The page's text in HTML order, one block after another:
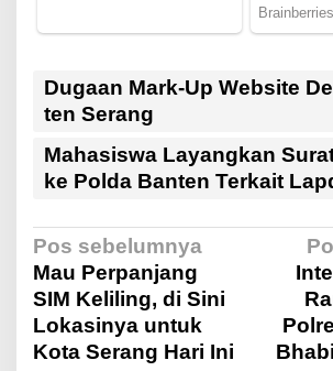
Dugaan Mark-Up Website
ten Serang
Mahasiswa Layangkan
ke Polda Banten Terkait
N
a
Pos sebelumnya
Mau Perpanjang
SIM Keliling, di Sini
Lokasinya untuk
Kota Serang Hari Ini